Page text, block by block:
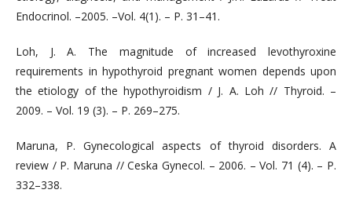
Endocrinol. –2005. –Vol. 4(1). – P. 31–41.
Loh, J. A. The magnitude of increased levothyroxine
requirements in hypothyroid pregnant women depends upon
the etiology of the hypothyroidism / J. A. Loh // Thyroid. –
2009. – Vol. 19 (3). – P. 269–275.
Maruna, P. Gynecological aspects of thyroid disorders. A
review / P. Maruna // Ceska Gynecol. – 2006. – Vol. 71 (4). – P.
332–338.